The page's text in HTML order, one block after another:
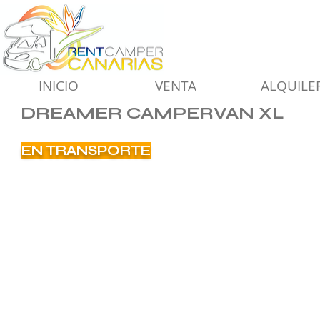
INICIO VENTA
EN TRANSPORTE
DREAMER CAMPERVAN XL